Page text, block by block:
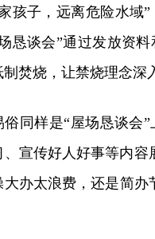
孩子，远离危险水域”
恳谈会”通过发放资
焚烧，让禁烧理念深
俗同样是“屋场恳谈会
、宣传好人好事等内
大办太浪费，还是简